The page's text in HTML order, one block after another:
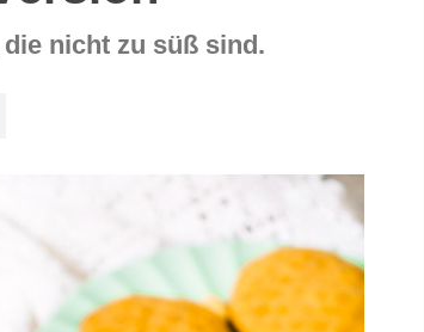
nicht zu süß sind.